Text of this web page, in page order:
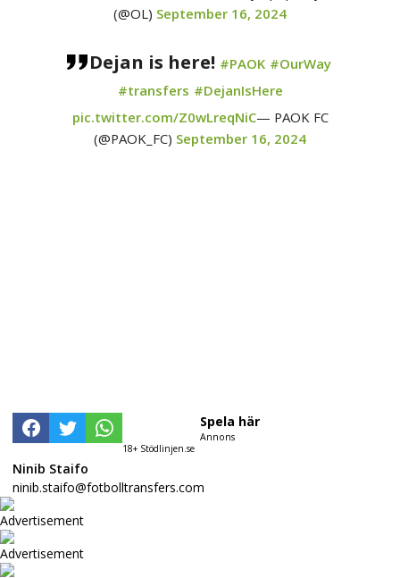
(@OL) September 16, 2024
Dejan is here! #PAOK #OurWay
#transfers #DejanIsHere
pic.twitter.com/Z0wLreqNiC— PAOK FC
(@PAOK_FC) September 16, 2024
18+ Stödlinjen.se
Spela här
Annons
Ninib Staifo
ninib.staifo@fotbolltransfers.com